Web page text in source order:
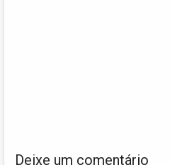
Deixe um comentário